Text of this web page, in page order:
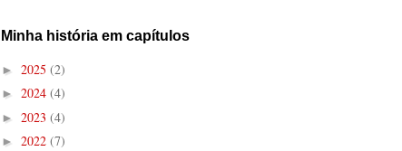
Minha história em capítulos
► 2025 (2)
► 2024 (4)
► 2023 (4)
► 2022 (7)